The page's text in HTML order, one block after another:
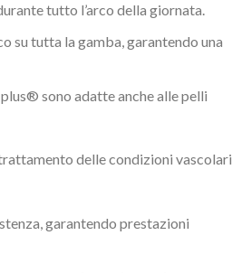
tutto l’arco della giornata.
tutta la gamba, garantendo una
sono adatte anche alle pelli
delle condizioni vascolari
garantendo prestazioni